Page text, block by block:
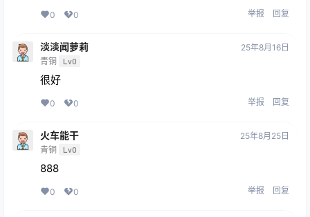
0 0 举报 回复
淡淡闻萝莉
青铜 Lv0
25年8月16日
很好
0 0 举报 回复
火车能干
青铜 Lv0
25年8月25日
888
0 0 举报 回复